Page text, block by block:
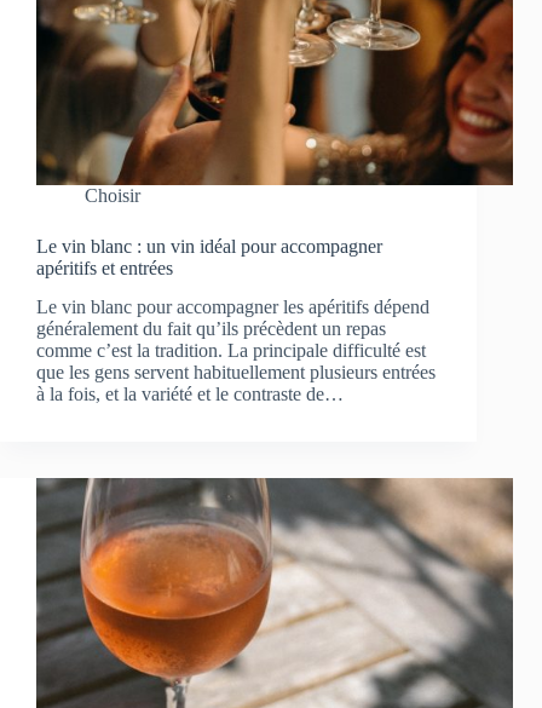
Choisir
Le vin blanc : un vin idéal pour accompagner
apéritifs et entrées
Le vin blanc pour accompagner les apéritifs dépend
généralement du fait qu’ils précèdent un repas
comme c’est la tradition. La principale difficulté est
que les gens servent habituellement plusieurs entrées
à la fois, et la variété et le contraste de…